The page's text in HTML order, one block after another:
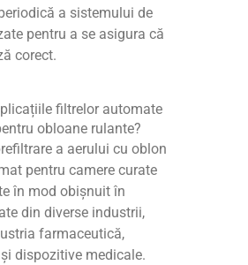
a sistemului de
pentru a se asigura că
corect.
filtrelor automate
obloane rulante?
a aerului cu oblon
pentru camere curate
în mod obișnuit în
din diverse industrii,
farmaceutică,
dispozitive medicale.